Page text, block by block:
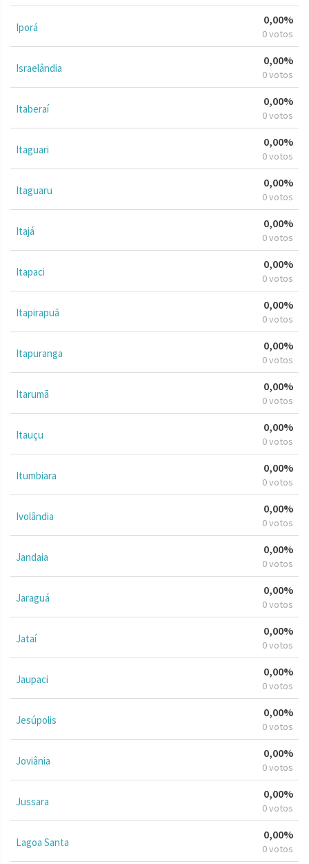
Iporá
0,00%
0 votos
Israelândia
0,00%
0 votos
Itaberaí
0,00%
0 votos
Itaguari
0,00%
0 votos
Itaguaru
0,00%
0 votos
Itajá
0,00%
0 votos
Itapaci
0,00%
0 votos
Itapirapuã
0,00%
0 votos
Itapuranga
0,00%
0 votos
Itarumã
0,00%
0 votos
Itauçu
0,00%
0 votos
Itumbiara
0,00%
0 votos
Ivolândia
0,00%
0 votos
Jandaia
0,00%
0 votos
Jaraguá
0,00%
0 votos
Jataí
0,00%
0 votos
Jaupaci
0,00%
0 votos
Jesúpolis
0,00%
0 votos
Joviânia
0,00%
0 votos
Jussara
0,00%
0 votos
Lagoa Santa
0,00%
0 votos